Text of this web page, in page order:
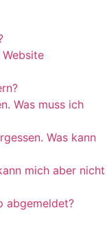
Was muss ich
Was kann
mich aber nicht
abgemeldet?